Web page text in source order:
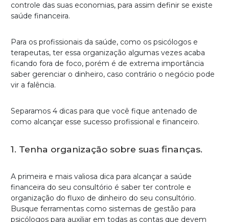
controle das suas economias, para assim definir se existe
saúde financeira.
Para os profissionais da saúde, como os psicólogos e
terapeutas, ter essa organização algumas vezes acaba
ficando fora de foco, porém é de extrema importância
saber gerenciar o dinheiro, caso contrário o negócio pode
vir a falência.
Separamos 4 dicas para que você fique antenado de
como alcançar esse sucesso profissional e financeiro.
1. Tenha organização sobre suas finanças.
A primeira e mais valiosa dica para alcançar a saúde
financeira do seu consultório é saber ter controle e
organização do fluxo de dinheiro do seu consultório.
Busque ferramentas como sistemas de gestão para
psicólogos para auxiliar em todas as contas que devem